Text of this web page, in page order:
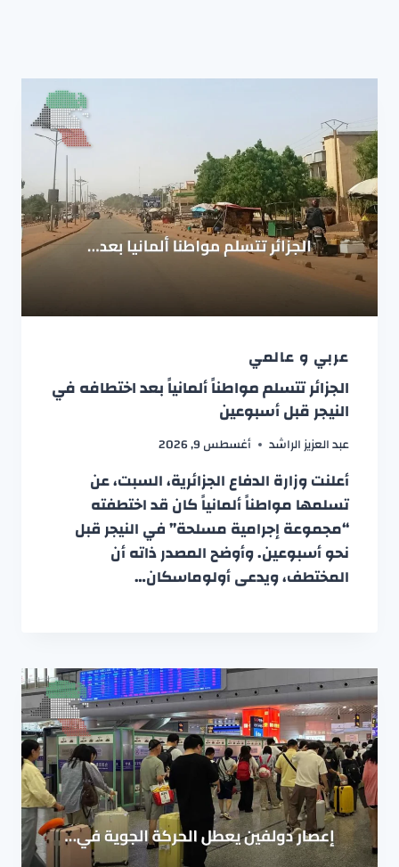
عربي و عالمي
الجزائر تتسلم مواطناً ألمانياً بعد اختطافه في
النيجر قبل أسبوعين
عبد العزيز الراشد أغسطس 9, 2026
أعلنت وزارة الدفاع الجزائرية، السبت، عن
تسلمها مواطناً ألمانياً كان قد اختطفته
“مجموعة إجرامية مسلحة” في النيجر قبل
نحو أسبوعين. وأوضح المصدر ذاته أن
المختطف، ويدعى أولوماسكان…